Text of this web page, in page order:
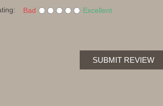
Bad Excellent
SUBMIT REVIEW